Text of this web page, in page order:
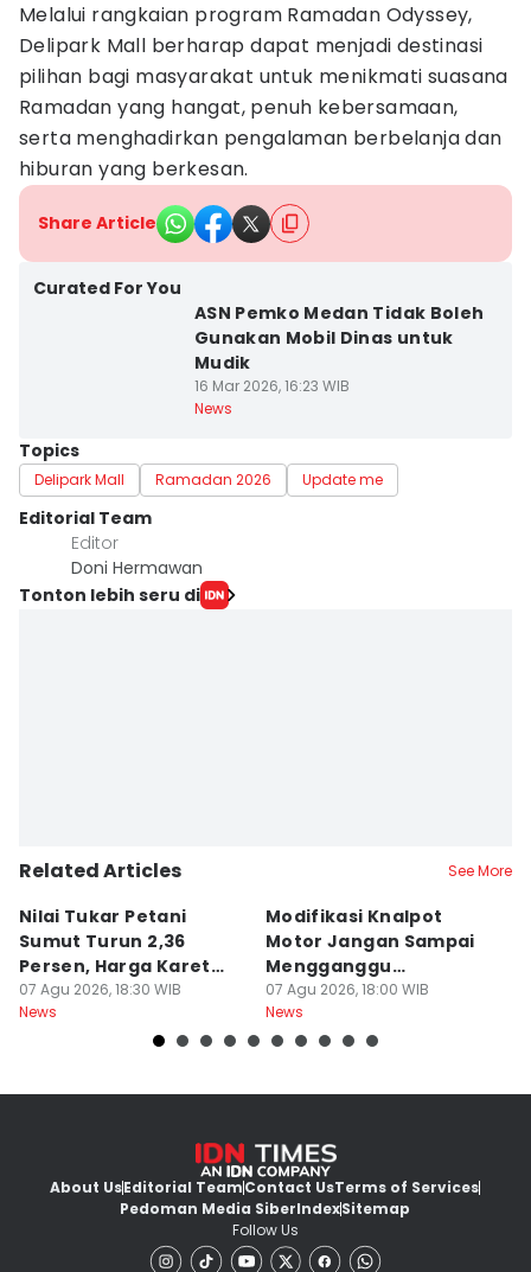
Melalui rangkaian program Ramadan Odyssey,
Delipark Mall berharap dapat menjadi destinasi
pilihan bagi masyarakat untuk menikmati suasana
Ramadan yang hangat, penuh kebersamaan,
serta menghadirkan pengalaman berbelanja dan
hiburan yang berkesan.
Share Article
Curated For You
ASN Pemko Medan Tidak Boleh
Gunakan Mobil Dinas untuk
Mudik
16 Mar 2026, 16:23 WIB
News
Topics
Delipark Mall Ramadan 2026 Update me
Editorial Team
Editor
Doni Hermawan
Tonton lebih seru di
Related Articles See More
Nilai Tukar Petani
Sumut Turun 2,36
Persen, Harga Karet
Jadi Pemicu Utama
07 Agu 2026, 18:30 WIB
News
Modifikasi Knalpot
Motor Jangan Sampai
Mengganggu
Pengendara Lain
07 Agu 2026, 18:00 WIB
News
About UsEditorial TeamContact UsTerms of Services
Pedoman Media SiberIndexSitemap
Follow Us